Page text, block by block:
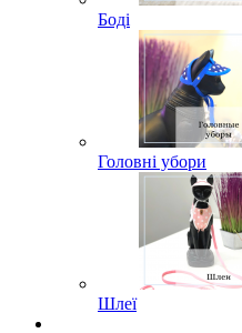
Боді
Головні убори
Шлеї